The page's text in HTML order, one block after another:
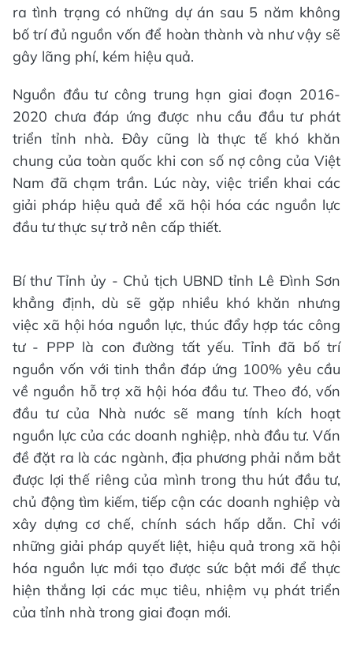
ra tình trạng có những dự án sau 5 năm không
bố trí đủ nguồn vốn để hoàn thành và như vậy sẽ
gây lãng phí, kém hiệu quả.
Nguồn đầu tư công trung hạn giai đoạn 2016-
2020 chưa đáp ứng được nhu cầu đầu tư phát
triển tỉnh nhà. Đây cũng là thực tế khó khăn
chung của toàn quốc khi con số nợ công của Việt
Nam đã chạm trần. Lúc này, việc triển khai các
giải pháp hiệu quả để xã hội hóa các nguồn lực
đầu tư thực sự trở nên cấp thiết.
Bí thư Tỉnh ủy - Chủ tịch UBND tỉnh Lê Đình Sơn
khẳng định, dù sẽ gặp nhiều khó khăn nhưng
việc xã hội hóa nguồn lực, thúc đẩy hợp tác công
tư - PPP là con đường tất yếu. Tỉnh đã bố trí
nguồn vốn với tinh thần đáp ứng 100% yêu cầu
về nguồn hỗ trợ xã hội hóa đầu tư. Theo đó, vốn
đầu tư của Nhà nước sẽ mang tính kích hoạt
nguồn lực của các doanh nghiệp, nhà đầu tư. Vấn
đề đặt ra là các ngành, địa phương phải nắm bắt
được lợi thế riêng của mình trong thu hút đầu tư,
chủ động tìm kiếm, tiếp cận các doanh nghiệp và
xây dựng cơ chế, chính sách hấp dẫn. Chỉ với
những giải pháp quyết liệt, hiệu quả trong xã hội
hóa nguồn lực mới tạo được sức bật mới để thực
hiện thắng lợi các mục tiêu, nhiệm vụ phát triển
của tỉnh nhà trong giai đoạn mới.